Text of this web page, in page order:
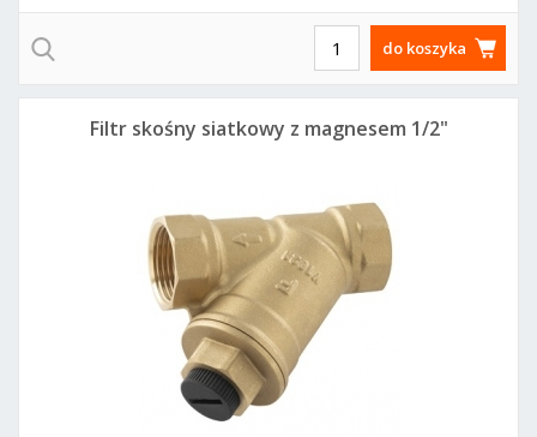
do koszyka
Filtr skośny siatkowy z magnesem 1/2"